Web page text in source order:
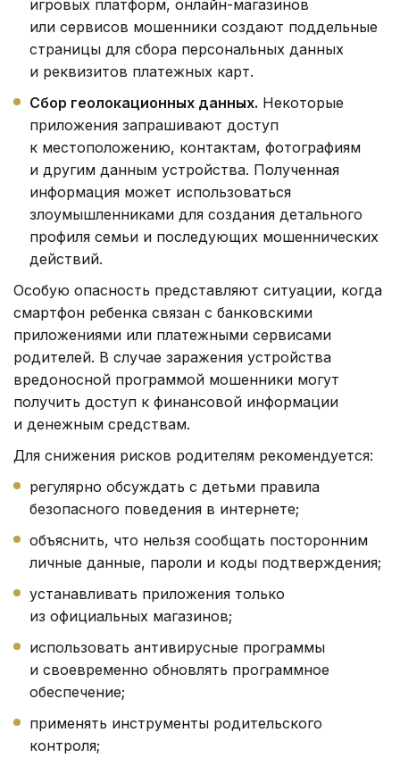
игровых платформ, онлайн-магазинов
или сервисов мошенники создают поддельные
страницы для сбора персональных данных
и реквизитов платежных карт.
Сбор геолокационных данных. Некоторые
приложения запрашивают доступ
к местоположению, контактам, фотографиям
и другим данным устройства. Полученная
информация может использоваться
злоумышленниками для создания детального
профиля семьи и последующих мошеннических
действий.
Особую опасность представляют ситуации, когда
смартфон ребенка связан с банковскими
приложениями или платежными сервисами
родителей. В случае заражения устройства
вредоносной программой мошенники могут
получить доступ к финансовой информации
и денежным средствам.
Для снижения рисков родителям рекомендуется:
регулярно обсуждать с детьми правила
безопасного поведения в интернете;
объяснить, что нельзя сообщать посторонним
личные данные, пароли и коды подтверждения;
устанавливать приложения только
из официальных магазинов;
использовать антивирусные программы
и своевременно обновлять программное
обеспечение;
применять инструменты родительского
контроля;